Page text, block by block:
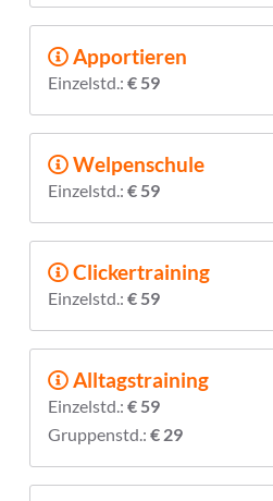
Apportieren
Einzelstd.: € 59
Welpenschule
Einzelstd.: € 59
Clickertraining
Einzelstd.: € 59
Alltagstraining
Einzelstd.: € 59
Gruppenstd.: € 29